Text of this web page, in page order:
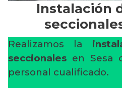
Instalación
Realizamos la
seccionales en Sesa
personal cualificado.